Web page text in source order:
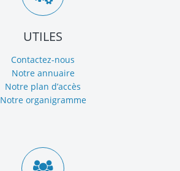
UTILES
Contactez-nous
Notre annuaire
Notre plan d’accès
Notre organigramme